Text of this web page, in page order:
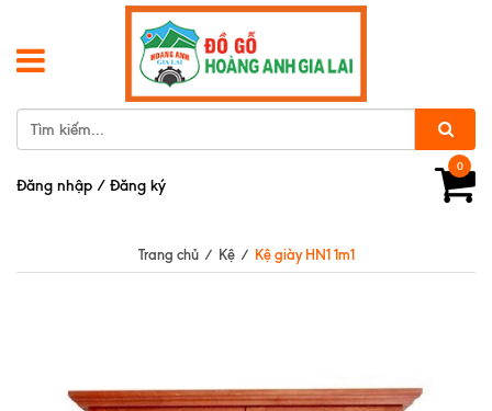
0
Đăng nhập / Đăng ký
Trang chủ / Kệ / Kệ giày HN1 1m1